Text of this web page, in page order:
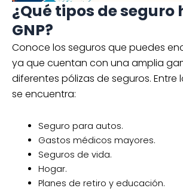
¿Qué tipos de seguro
GNP?
Conoce los seguros que puedes
ya que cuentan con una amplia
diferentes pólizas de seguros. Entre
se encuentra:
Seguro para autos.
Gastos médicos mayores.
Seguros de vida.
Hogar.
Planes de retiro y educación.